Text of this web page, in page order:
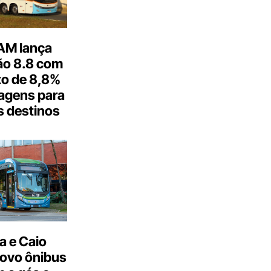
lança
8.8 com
de 8,8%
para
destinos
e Caio
ônibus